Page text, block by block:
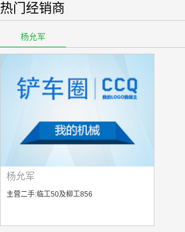
热门经销商
杨允军
杨允军
主营二手:临工50及柳工856